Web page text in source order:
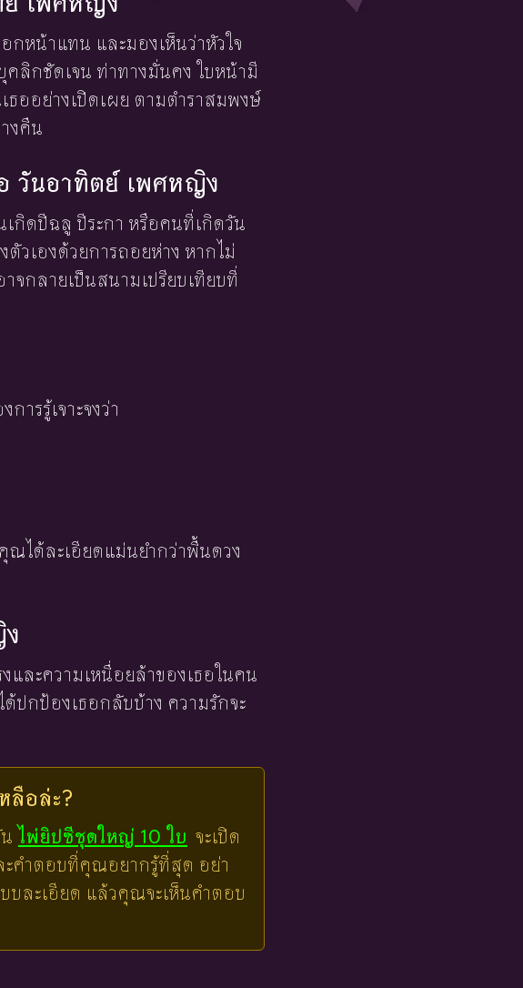
กหน้าแทน และมองเห็นว่าหัวใจ
ลิกชัดเจน ท่าทางมั่นคง ใบหน้ามี
ออย่างเปิดเผย ตามตำราสมพงษ์
งคืน
วันอาทิตย์ เพศหญิง
กิดปีฉลู ปีระกา หรือคนที่เกิดวัน
วเองด้วยการถอยห่าง หากไม่
จกลายเป็นสนามเปรียบเทียบที่
รรู้เจาะจงว่า
ณได้ละเอียดแม่นยำกว่าพื้นดวง
ละความเหนื่อยล้าของเธอในคน
ด้ปกป้องเธอกลับบ้าง ความรักจะ
ลือล่ะ?
ไพ่ยิปซีชุดใหญ่ 10 ใบ จะเปิด
ะคำตอบที่คุณอยากรู้ที่สุด อย่า
บละเอียด แล้วคุณจะเห็นคำตอบ